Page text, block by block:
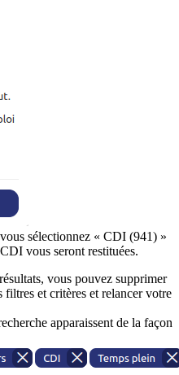
sélectionnez « CDI (941) »
vous seront restituées.
vous pouvez supprimer
filtres et critères et relancer votre
apparaissent de la façon